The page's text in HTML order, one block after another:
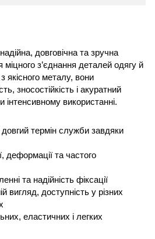
довговічна та зручна
з’єднання деталей одягу й
якісного металу, вони
зносостійкість і акуратний
інтенсивному використанні.
довгий термін служби завдяки
деформації та частого
та надійність фіксації
вигляд, доступність у різних
еластичних і легких